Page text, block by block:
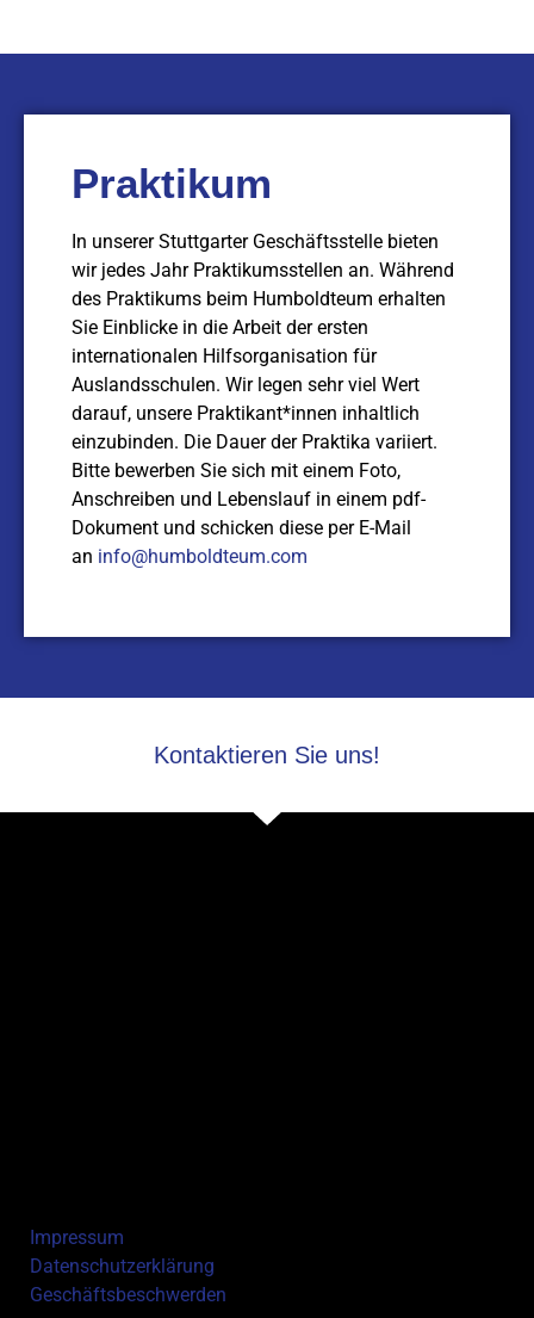
Praktikum
In unserer Stuttgarter Geschäftsstelle bieten
wir jedes Jahr Praktikumsstellen an. Während
des Praktikums beim Humboldteum erhalten
Sie Einblicke in die Arbeit der ersten
internationalen Hilfsorganisation für
Auslandsschulen. Wir legen sehr viel Wert
darauf, unsere Praktikant*innen inhaltlich
einzubinden. Die Dauer der Praktika variiert.
Bitte bewerben Sie sich mit einem Foto,
Anschreiben und Lebenslauf in einem pdf-
Dokument und schicken diese per E-Mail
an info@humboldteum.com
Kontaktieren Sie uns!
Impressum
Datenschutzerklärung
Geschäftsbeschwerden